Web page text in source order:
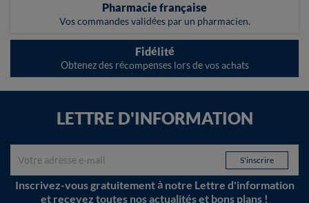
Pharmacie française
Vos commandes validées par un pharmacien.
Fidélité
Obtenez des récompenses lors de vos achats
LETTRE D'INFORMATION
Inscrivez-vous gratuitement à notre Lettre d'information
et recevez toutes nos actualités et bons plans !